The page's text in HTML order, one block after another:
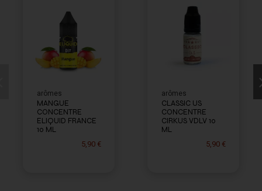
arômes
MANGUE
CONCENTRE
ELIQUID FRANCE
10 ML
5,90 €
arômes
CLASSIC US
CONCENTRE
CIRKUS VDLV 10
ML
5,90 €